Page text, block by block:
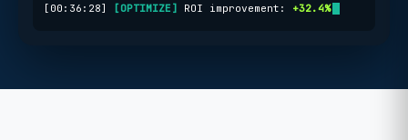
[00:36:28]
[OPTIMIZE] ROI improvement: +32.4%